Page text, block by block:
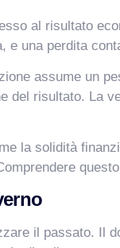
al risultato
una perdita
assume un
del risultato. La
la solidità
il passato. Il